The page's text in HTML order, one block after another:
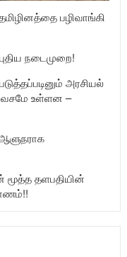
பழிவாங்கி
நடைமுறை!
அரசியல்
வசமே உள்ளன –
மூத்த தளபதியின்